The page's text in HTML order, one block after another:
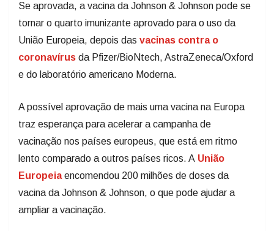
Se aprovada, a vacina da Johnson & Johnson pode se
tornar o quarto imunizante aprovado para o uso da
União Europeia, depois das vacinas contra o
coronavírus da Pfizer/BioNtech, AstraZeneca/Oxford
e do laboratório americano Moderna.
A possível aprovação de mais uma vacina na Europa
traz esperança para acelerar a campanha de
vacinação nos países europeus, que está em ritmo
lento comparado a outros países ricos. A União
Europeiaencomendou 200 milhões de doses da
vacina da Johnson & Johnson, o que pode ajudar a
ampliar a vacinação.